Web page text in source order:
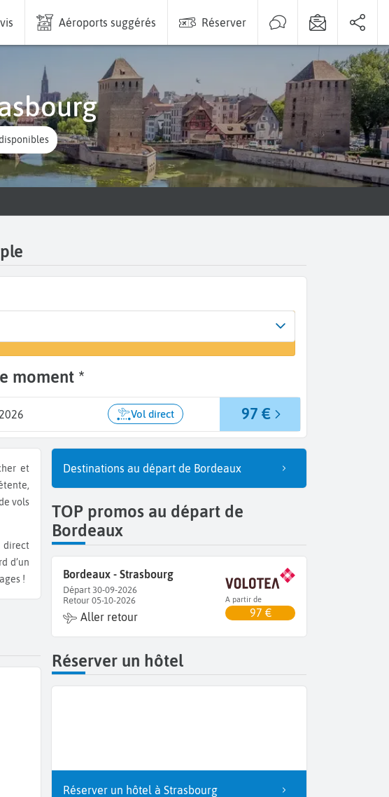
Aéroports suggérés Réserver
Strasbourg (SXB)
moment *
Vol direct 97 €
et
vols
direct
d’un
!
Destinations au départ de Bordeaux
TOP promos au départ de
Bordeaux
Bordeaux - Strasbourg
Départ 30-09-2026
Retour 05-10-2026
Aller retour
A partir de
97 €
Réserver un hôtel
Réserver un hôtel à Strasbourg